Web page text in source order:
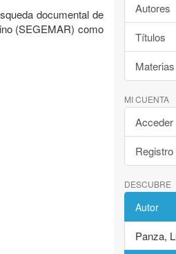
documental de
(SEGEMAR) como
Autores
Títulos
Materias
MI CUENTA
Acceder
Registro
DESCUBRE
Autor
Panza,